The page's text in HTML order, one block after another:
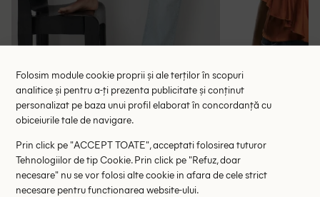
Bluza Reserved, portocaliu
31.45 lei 59.00 lei
ULTIMA ȘANSĂ
40 46
Folosim module cookie proprii și ale terților în scopuri
analitice și pentru a-ți prezenta publicitate și conținut
personalizat pe baza unui profil elaborat în concordanță cu
obiceiurile tale de navigare.
Prin click pe "ACCEPT TOATE", acceptati folosirea tuturor
Tehnologiilor de tip Cookie. Prin click pe "Refuz, doar
necesare" nu se vor folosi alte cookie in afara de cele strict
necesare pentru functionarea website-ului.